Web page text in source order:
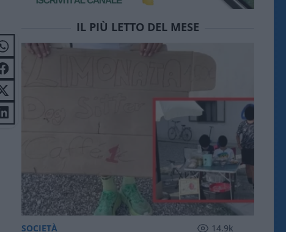
IL PIÙ LETTO DEL MESE
SOCIETÀ 14.9k